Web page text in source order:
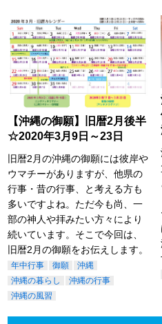
【沖縄の御願】旧暦2月後半
☆2020年3月9日～23日
旧暦2月の沖縄の御願には彼岸や
ウマチーがありますが、他県の
行事・昔の行事、と考える方も
多いですよね。ただ今も尚、一
部の神人や拝みたい方々により
続いています。そこで今回は、
旧暦2月の御願をお伝えします。
年中行事 御願
沖縄
沖縄の暮らし
沖縄の行事
沖縄の風習